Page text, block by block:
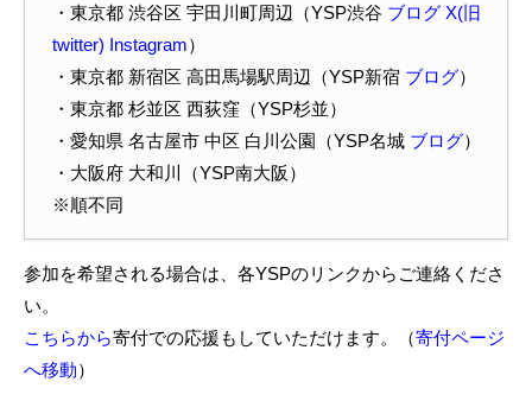
・東京都 渋谷区 宇田川町周辺（YSP渋谷 ブログ X(旧
twitter) Instagram）
・東京都 新宿区 高田馬場駅周辺（YSP新宿 ブログ）
・東京都 杉並区 西荻窪（YSP杉並）
・愛知県 名古屋市 中区 白川公園（YSP名城 ブログ）
・大阪府 大和川（YSP南大阪）
※順不同
参加を希望される場合は、各YSPのリンクからご連絡くださ
い。
こちらから寄付での応援もしていただけます。（寄付ページ
へ移動）